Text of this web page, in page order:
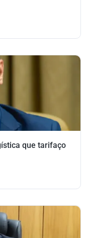
que tarifaço